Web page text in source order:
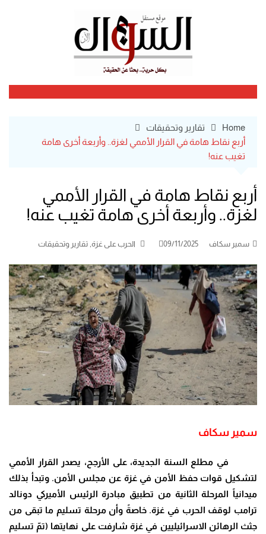
Home
تقارير وتحقيقات
أربع نقاط هامة في القرار الأممي لغزة.. وأربعة أخرى هامة
تغيب عنه!
أربع نقاط هامة في القرار الأممي
لغزة.. وأربعة أخرى هامة تغيب عنه!
سمير سكاف 09/11/2025 الحرب على غزة تقارير وتحقيقات
سمير سكاف
في مطلع السنة الجديدة، على الأرجح، يصدر القرار الأممي
لتشكيل قوات حفظ الأمن في غزة عن مجلس الأمن.وتبدأ بذلك
ميدانياً المرحلة الثانية من تطبيق مبادرة الرئيس الأميركي دونالد
ترامب لوقف الحرب في غزة.خاصةً وأن مرحلة تسليم ما تبقى من
جثث الرهائن الاسرائيليين في غزة شارفت على نهايتها (تمّ تسليم